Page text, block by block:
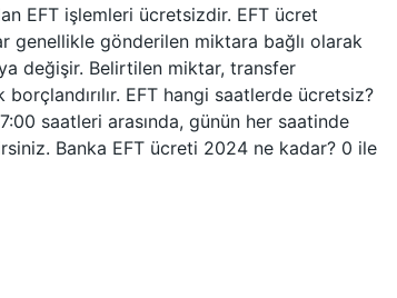
EFT işlemleri ücretsizdir. EFT ücret
genellikle gönderilen miktara bağlı olarak
değişir. Belirtilen miktar, transfer
EFT hangi saatlerde ücretsiz?
saatleri arasında, günün her saatinde
Banka EFT ücreti 2024 ne kadar? 0 ile